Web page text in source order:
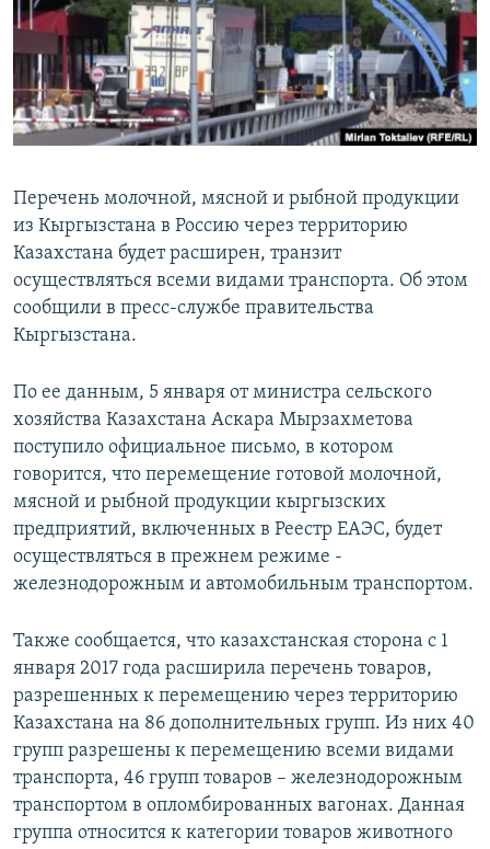
Перечень молочной, мясной и рыбной продукции
из Кыргызстана в Россию через территорию
Казахстана будет расширен, транзит
осуществляться всеми видами транспорта. Об этом
сообщили в пресс-службе правительства
Кыргызстана.
По ее данным, 5 января от министра сельского
хозяйства Казахстана Аскара Мырзахметова
поступило официальное письмо, в котором
говорится, что перемещение готовой молочной,
мясной и рыбной продукции кыргызских
предприятий, включенных в Реестр ЕАЭС, будет
осуществляться в прежнем режиме -
железнодорожным и автомобильным транспортом.
Также сообщается, что казахстанская сторона с 1
января 2017 года расширила перечень товаров,
разрешенных к перемещению через территорию
Казахстана на 86 дополнительных групп. Из них 40
групп разрешены к перемещению всеми видами
транспорта, 46 групп товаров – железнодорожным
транспортом в опломбированных вагонах. Данная
группа относится к категории товаров животного